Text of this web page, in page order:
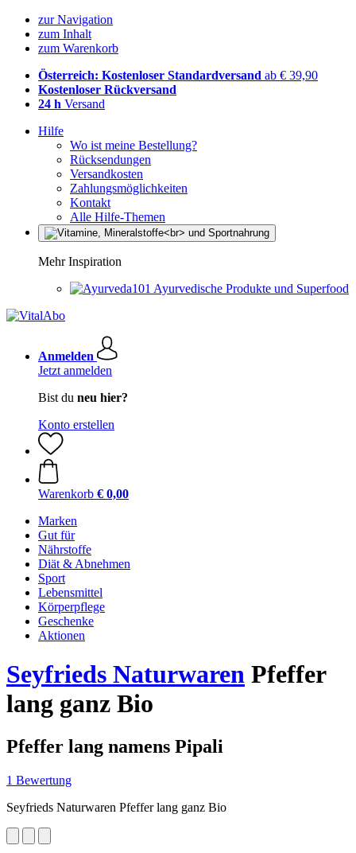
zur Navigation
zum Inhalt
zum Warenkorb
Österreich: Kostenloser Standardversand ab € 39,90
Kostenloser Rückversand
24 h Versand
Hilfe
Wo ist meine Bestellung?
Rücksendungen
Versandkosten
Zahlungsmöglichkeiten
Kontakt
Alle Hilfe-Themen
Mehr Inspiration
Ayurvedische Produkte und Superfood
Anmelden
Jetzt anmelden
Bist du neu hier?
Konto erstellen
Warenkorb € 0,00
Marken
Gut für
Nährstoffe
Diät & Abnehmen
Sport
Lebensmittel
Körperpflege
Geschenke
Aktionen
Seyfrieds Naturwaren Pfeffer
lang ganz Bio
Pfeffer lang namens Pipali
1 Bewertung
Seyfrieds Naturwaren Pfeffer lang ganz Bio